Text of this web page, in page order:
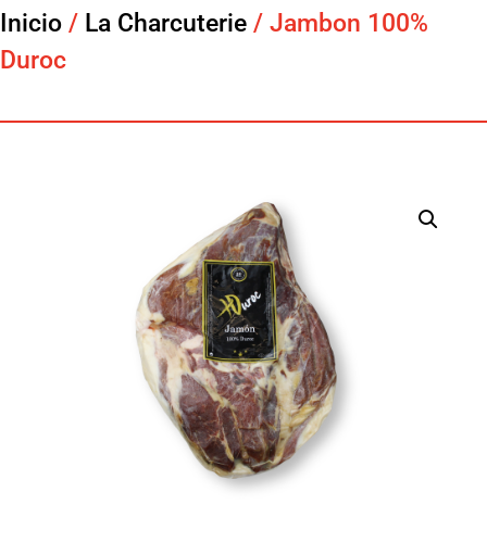
Inicio / La Charcuterie / Jambon 100%
Duroc